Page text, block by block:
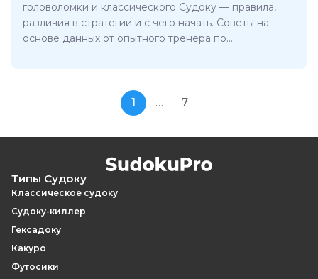
головоломки и классического Судоку — правила,
различия в стратегии и с чего начать. Советы на
основе данных от опытного тренера по
1 … 7
Типы Судоку
Классическое судоку
Судоку-киллер
Гексадоку
Какуро
Футосики